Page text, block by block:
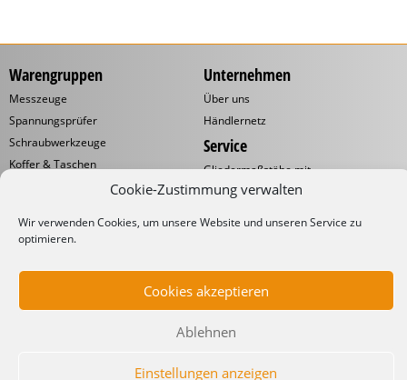
Cookie-Zustimmung verwalten
Wir verwenden Cookies, um unsere Website und unseren Service zu
optimieren.
Cookies akzeptieren
Ablehnen
Einstellungen anzeigen
Warengruppen
Messzeuge
Spannungsprüfer
Schraubwerkzeuge
Koffer & Taschen
Schneidwaren
Werkstattbedarf
Unternehmen
Über uns
Händlernetz
Service
Gliedermaßstäbe mit
Werbeaufdruck
Katalog
Downloads
Lieferbedingungen
Impressum